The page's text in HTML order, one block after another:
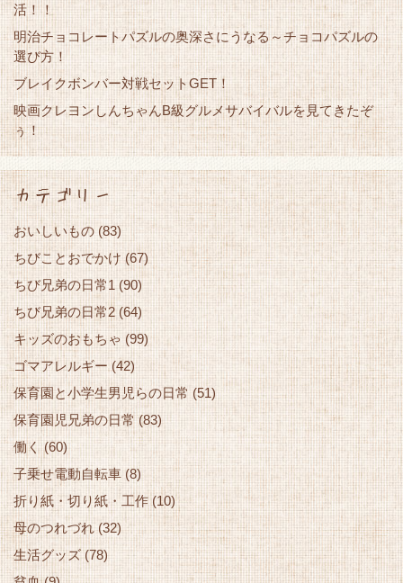
活！！
明治チョコレートパズルの奥深さにうなる～チョコパズルの
選び方！
ブレイクボンバー対戦セットGET！
映画クレヨンしんちゃんB級グルメサバイバルを見てきたぞ
ぅ！
カテゴリー
おいしいもの (83)
ちびことおでかけ (67)
ちび兄弟の日常1(90)
ちび兄弟の日常2 (64)
キッズのおもちゃ (99)
ゴマアレルギー (42)
保育園と小学生男児らの日常 (51)
保育園児兄弟の日常(83)
働く(60)
子乗せ電動自転車 (8)
折り紙・切り紙・工作 (10)
母のつれづれ(32)
生活グッズ(78)